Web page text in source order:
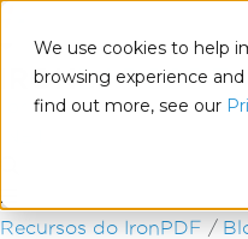
We use cookies to help
browsing experience
find out more, see our
Ir para o conteúdo do
Recursos do IronPDF